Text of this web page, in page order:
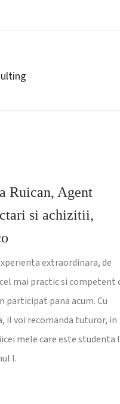
Ruican, Agent
si achizitii,
extraordinara, de
mai practic si competent
participat pana acum. Cu
il voi recomanda tuturor, in
mele care este studenta
I.